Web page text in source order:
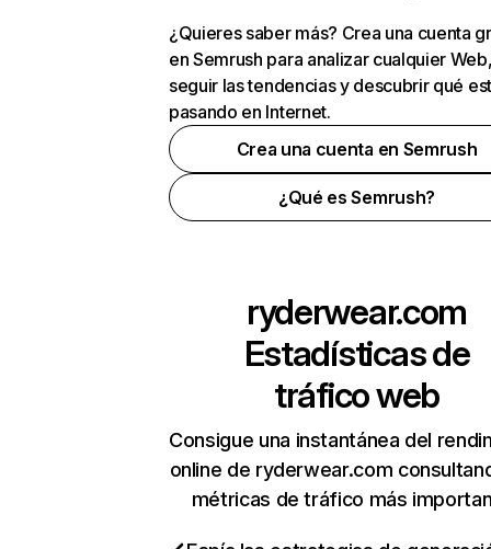
¿Quieres saber más? Crea una cuenta
en Semrush para analizar cualquier
seguir las tendencias y descubrir qué
pasando en Internet.
Crea una cuenta en Semrush
¿Qué es Semrush?
ryderwear.com
Estadísticas de
tráfico web
Consigue una instantánea del
online de ryderwear.com
métricas de tráfico más